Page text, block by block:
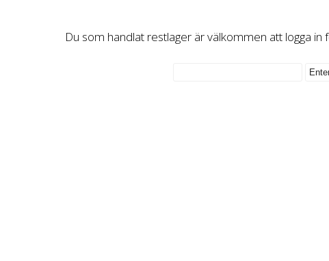
Du som handlat restlager är välkommen att logga